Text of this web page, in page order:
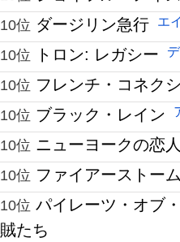
10位 ダージリン急行 エ
10位 トロン: レガシー
10位 フレンチ・コネク
10位 ブラック・レイン
10位 ニューヨークの恋人
10位 ファイアーストーム
10位 パイレーツ・オブ
賊たち